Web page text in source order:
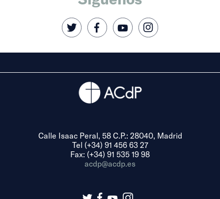
Calle Isaac Peral, 58 C.P.: 28040, Madrid
Tel (+34) 91 456 63 27
Fax: (+34) 91 535 19 98
acdp@acdp.es